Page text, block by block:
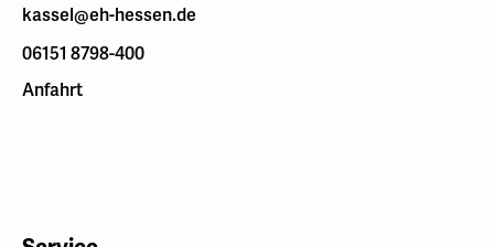
kassel@eh-hessen.de
06151 8798-400
Anfahrt